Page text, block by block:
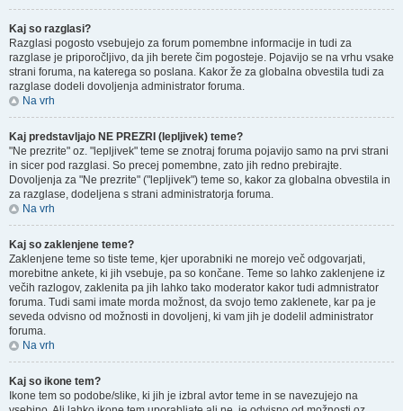
Kaj so razglasi?
Razglasi pogosto vsebujejo za forum pomembne informacije in tudi za
razglase je priporočljivo, da jih berete čim pogosteje. Pojavijo se na vrhu vsake
strani foruma, na katerega so poslana. Kakor že za globalna obvestila tudi za
razglase dodeli dovoljenja administrator foruma.
Na vrh
Kaj predstavljajo NE PREZRI (lepljivek) teme?
"Ne prezrite" oz. "lepljivek" teme se znotraj foruma pojavijo samo na prvi strani
in sicer pod razglasi. So precej pomembne, zato jih redno prebirajte.
Dovoljenja za "Ne prezrite" ("lepljivek") teme so, kakor za globalna obvestila in
za razglase, dodeljena s strani administratorja foruma.
Na vrh
Kaj so zaklenjene teme?
Zaklenjene teme so tiste teme, kjer uporabniki ne morejo več odgovarjati,
morebitne ankete, ki jih vsebuje, pa so končane. Teme so lahko zaklenjene iz
večih razlogov, zaklenita pa jih lahko tako moderator kakor tudi admnistrator
foruma. Tudi sami imate morda možnost, da svojo temo zaklenete, kar pa je
seveda odvisno od možnosti in dovoljenj, ki vam jih je dodelil administrator
foruma.
Na vrh
Kaj so ikone tem?
Ikone tem so podobe/slike, ki jih je izbral avtor teme in se navezujejo na